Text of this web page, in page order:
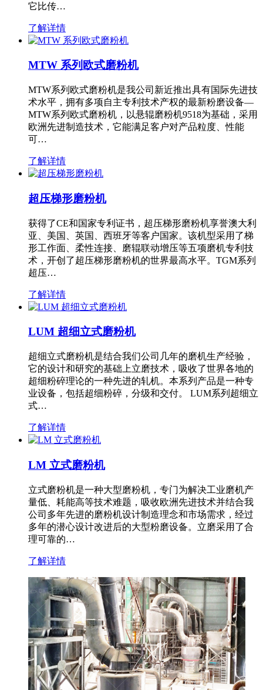
它比传…
了解详情
MTW 系列欧式磨粉机
MTW系列欧式磨粉机是我公司新近推出具有国际先进技
术水平，拥有多项自主专利技术产权的最新粉磨设备—
MTW系列欧式磨粉机，以悬辊磨粉机9518为基础，采用
欧洲先进制造技术，它能满足客户对产品粒度、性能
可…
了解详情
超压梯形磨粉机
获得了CE和国家专利证书，超压梯形磨粉机享誉澳大利
亚、美国、英国、西班牙等客户国家。该机型采用了梯
形工作面、柔性连接、磨辊联动增压等五项磨机专利技
术，开创了超压梯形磨粉机的世界最高水平。TGM系列
超压…
了解详情
LUM 超细立式磨粉机
超细立式磨粉机是结合我们公司几年的磨机生产经验，
它的设计和研究的基础上立磨技术，吸收了世界各地的
超细粉碎理论的一种先进的轧机。本系列产品是一种专
业设备，包括超细粉碎，分级和交付。 LUM系列超细立
式…
了解详情
LM 立式磨粉机
立式磨粉机是一种大型磨粉机，专门为解决工业磨机产
量低、耗能高等技术难题，吸收欧洲先进技术并结合我
公司多年先进的磨粉机设计制造理念和市场需求，经过
多年的潜心设计改进后的大型粉磨设备。立磨采用了合
理可靠的…
了解详情